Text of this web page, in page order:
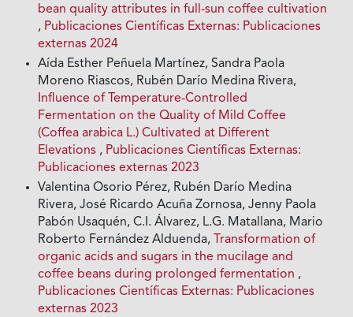
bean quality attributes in full-sun coffee cultivation
, Publicaciones Científicas Externas: Publicaciones
externas 2024
Aída Esther Peñuela Martínez, Sandra Paola
Moreno Riascos, Rubén Darío Medina Rivera,
Influence of Temperature-Controlled
Fermentation on the Quality of Mild Coffee
(Coffea arabica L.) Cultivated at Different
Elevations , Publicaciones Científicas Externas:
Publicaciones externas 2023
Valentina Osorio Pérez, Rubén Darío Medina
Rivera, José Ricardo Acuña Zornosa, Jenny Paola
Pabón Usaquén, C.I. Álvarez, L.G. Matallana, Mario
Roberto Fernández Alduenda, Transformation of
organic acids and sugars in the mucilage and
coffee beans during prolonged fermentation ,
Publicaciones Científicas Externas: Publicaciones
externas 2023